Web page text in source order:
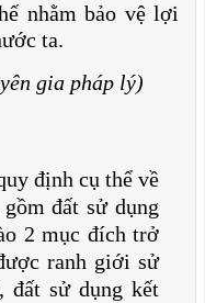
nhằm bảo vệ lợi
ta.
gia pháp lý)
định cụ thể về
đất sử dụng
2 mục đích trở
ranh giới sử
đất sử dụng kết